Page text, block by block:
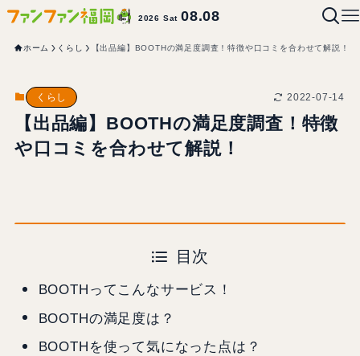
2026 Sat08.08
ホーム くらし 【出品編】BOOTHの満足度調査！特徴や口コミを合わせて解説！
くらし 2022-07-14
【出品編】BOOTHの満足度調査！特徴
や口コミを合わせて解説！
目次
BOOTHってこんなサービス！
BOOTHの満足度は？
BOOTHを使って気になった点は？